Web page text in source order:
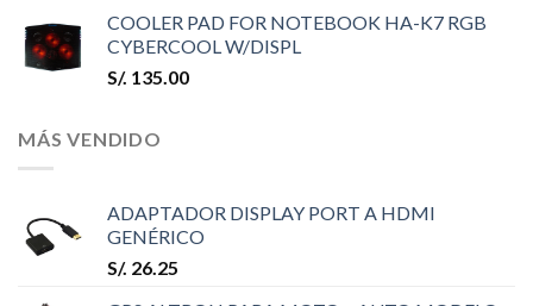
COOLER PAD FOR NOTEBOOK HA-K7 RGB
CYBERCOOL W/DISPL
S/. 135.00
MÁS VENDIDO
ADAPTADOR DISPLAY PORT A HDMI
GENÉRICO
S/. 26.25